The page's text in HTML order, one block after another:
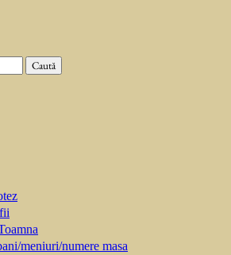
meniuri/numere masa